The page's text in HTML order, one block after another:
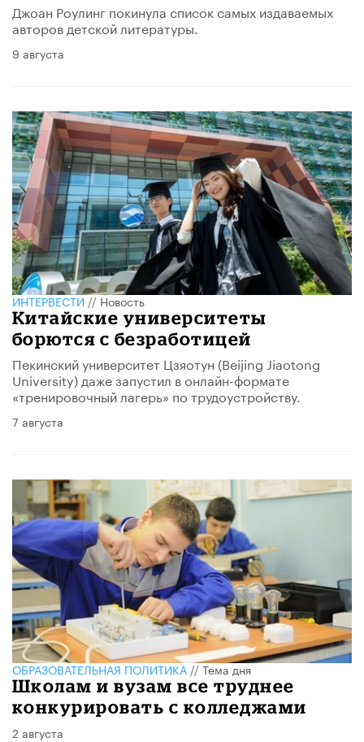
Джоан Роулинг покинула список самых издаваемых
авторов детской литературы.
9 августа
ИНТЕРВЕСТИ//Новость
Китайские университеты
борются с безработицей
Пекинский университет Цзяотун (Beijing Jiaotong
University) даже запустил в онлайн-формате
«тренировочный лагерь» по трудоустройству.
7 августа
ОБРАЗОВАТЕЛЬНАЯ ПОЛИТИКА//Тема дня
Школам и вузам все труднее
конкурировать с колледжами
2 августа